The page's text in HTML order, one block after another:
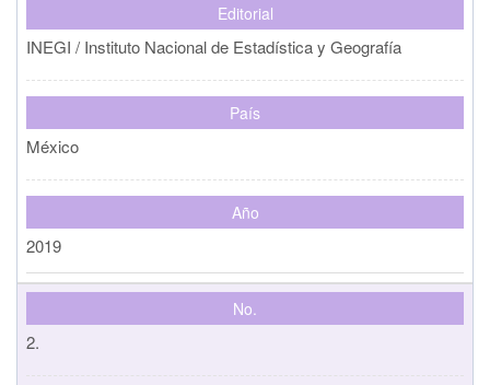
Limpiar Buscar
Editorial
INEGI / Instituto Nacional de Estadística y Geografía
País
México
Año
2019
No.
2.